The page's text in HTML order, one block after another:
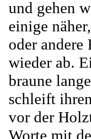
und gehen
einige
oder andere
wieder ab.
braune
schleift
vor der
Worte mit